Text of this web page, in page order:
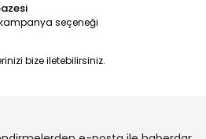
seçeneği
bize iletebilirsiniz.